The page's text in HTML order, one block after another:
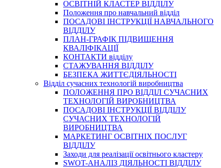
ОСВІТНІЙ КЛАСТЕР ВІДДІЛУ
Положення про навчальний вiддiл
ПОСАДОВІ ІНСТРУКЦІЇ НАВЧАЛЬНОГО
ВІДДІЛУ
ПЛАН-ГРАФІК ПІДВИЩЕННЯ
КВАЛІФІКАЦІЇ
КОНТАКТИ відділу
СТАЖУВАННЯ ВІДДІЛУ
БЕЗПЕКА ЖИТТЄДІЯЛЬНОСТІ
Відділ сучасних технологій виробництва
ПОЛОЖЕННЯ ПРО ВІДДІЛ СУЧАСНИХ
ТЕХНОЛОГІЙ ВИРОБНИЦТВА
ПОСАДОВІ ІНСТРУКЦІЇ ВІДДІЛУ
СУЧАСНИХ ТЕХНОЛОГІЙ
ВИРОБНИЦТВА
МАРКЕТИНГ ОСВІТНІХ ПОСЛУГ
ВІДДІЛУ
Заходи для реалізації освітнього кластеру
SWOT-АНАЛІЗ ДІЯЛЬНОСТІ ВІДДІЛУ